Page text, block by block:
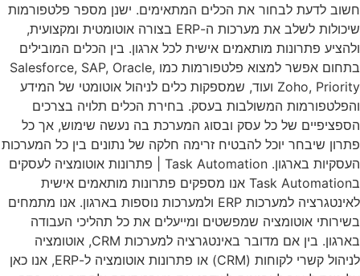
חשוב לדעת לבחור את הכלים המתאימים. ישנן מספר פלטפורמות
שיכולות לשלב את מערכות ה-ERP בצורה אוטומטית ומקצועית,
ולהציע פתרונות מותאמים אישית לכל ארגון. בין הכלים המובילים
בתחום אפשר למצוא פלטפורמות כמו Salesforce, SAP, Oracle,
Zoho, Priority ועוד, שמספקות כלים לניהול אוטומטי של המידע
והפלטפורמות המשולבות בעסק. בחירת הכלים תלויה בצרכים
הספציפיים של כל עסק ובסוג המערכת בה נעשה שימוש, אך כל
פתרון שיבחר יוכל להבטיח זרימה חלקה של נתונים בין כל המערכות
העסקיות בארגון. Task Automation | פתרונות אוטומציה לעסקים
בTask Automation אנו מספקים פתרונות מותאמים אישית
לאינטגרציה למערכות ERP ולמערכות נוספות בארגון. אנו מתמחים
בשירותי אוטומציה שמפשטים ומייעלים את כל תהליכי העבודה
בארגון. בין אם מדובר באינטגרציה למערכות CRM, אוטומציה
לניהול קשרי לקוחות (CRM) או פתרונות אוטומציה ל-ERP, אנו כאן